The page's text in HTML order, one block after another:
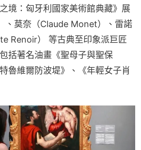
境：匈牙利國家美術館典藏》展
、莫奈（Claude Monet）、雷諾
Renoir） 等古典至印象派巨匠
括著名油畫《聖母子與聖保
魯維爾防波堤》、《年輕女子肖